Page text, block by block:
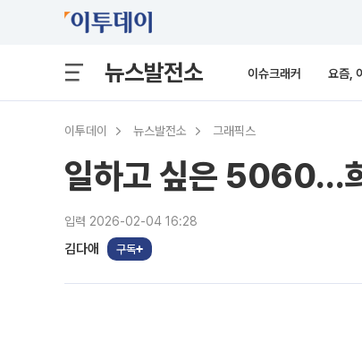
뉴스발전소 이슈크래커 요즘,
이투데이 뉴스발전소 그래픽스
일하고 싶은 5060…
입력 2026-02-04 16:28
김다애 구독